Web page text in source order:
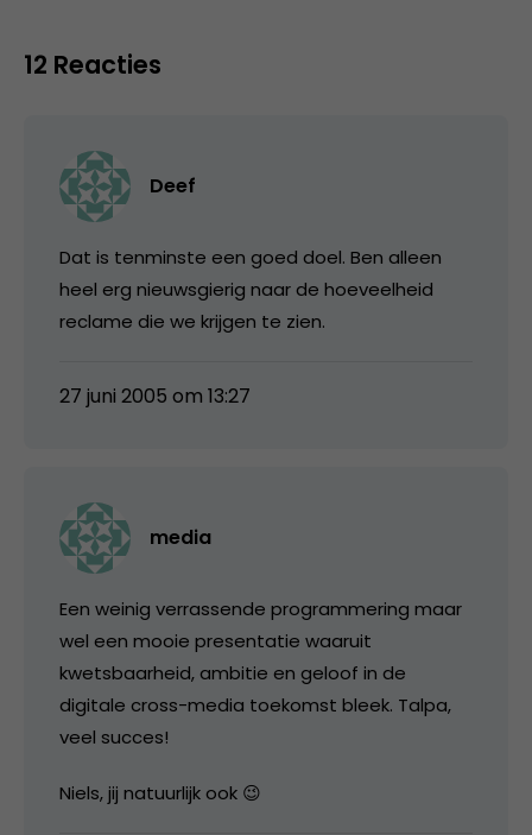
12 Reacties
Deef
Dat is tenminste een goed doel. Ben alleen
heel erg nieuwsgierig naar de hoeveelheid
reclame die we krijgen te zien.
27 juni 2005 om 13:27
media
Een weinig verrassende programmering maar
wel een mooie presentatie waaruit
kwetsbaarheid, ambitie en geloof in de
digitale cross-media toekomst bleek. Talpa,
veel succes!
Niels, jij natuurlijk ook 😉